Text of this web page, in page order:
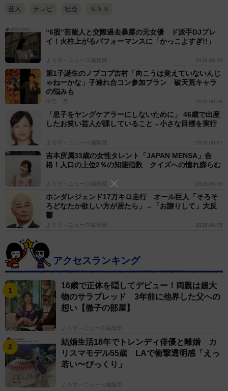
芸人 テレビ 社会 ＳＮＳ
“6股”芸能人と交際過去暴露の元女優 ド派手DJプレ
イ！火柱上がるパフォーマンスに「かっこよすぎ!!」
よろず～ニュース編集部 2026.08.09
第1子誕生のノブコブ吉村「向こうは覚えていないんじ
ゃねーかな」子連れ合コン参加プラン 破天荒キャラ
の悩みも
中江 寿 2026.08.08
「息子をヤングケアラーにしないために」 46歳で出産
したお笑い芸人が課していること→小さな目標を実行
よろず～ニュース編集部 2026.08.07
吉本所属33歳の女性タレント「JAPAN MENSA」合
格！人口の上位2％の知能指数 クイズへの憧れ膨らむ
よろず～ニュース編集部 2026.08.06
ホンダレジェンド17万キロ走行 オール巨人「そろそ
ろどなたか欲しい方が居たら」→「お譲りして」大反
響
よろず～ニュース編集部 2026.08.05
アクセスランキング
16歳で正体を隠してデビュー！両親は超大
物のサラブレッド 3年前に他界した父への
想い【徹子の部屋】
よろず～ニュース編集部
結婚生活18年でトレンディ俳優と離婚 カ
リスマモデル55歳 LAで衝撃透明感「えっ
若い〜びっくり」
よろず～ニュース編集部